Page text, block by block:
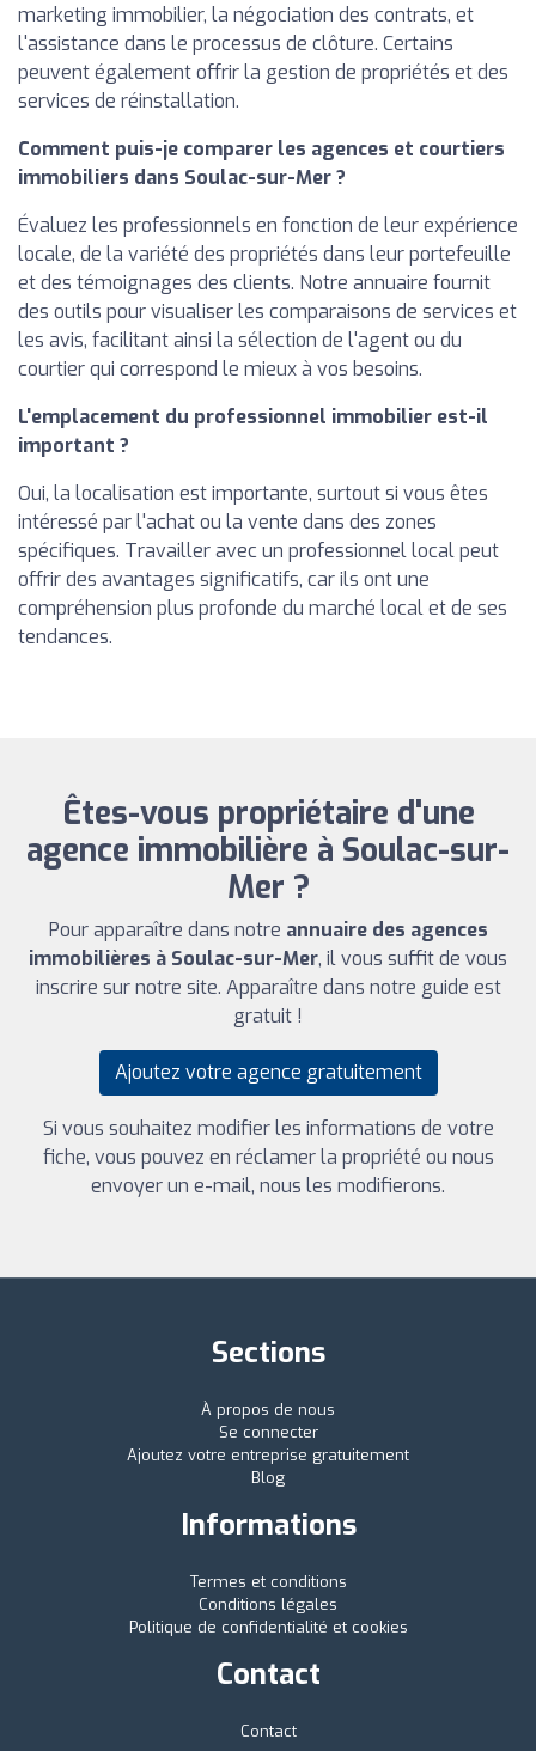
marketing immobilier, la négociation des contrats, et
l'assistance dans le processus de clôture. Certains
peuvent également offrir la gestion de propriétés et des
services de réinstallation.
Comment puis-je comparer les agences et courtiers
immobiliers dans Soulac-sur-Mer ?
Évaluez les professionnels en fonction de leur expérience
locale, de la variété des propriétés dans leur portefeuille
et des témoignages des clients. Notre annuaire fournit
des outils pour visualiser les comparaisons de services et
les avis, facilitant ainsi la sélection de l'agent ou du
courtier qui correspond le mieux à vos besoins.
L'emplacement du professionnel immobilier est-il
important ?
Oui, la localisation est importante, surtout si vous êtes
intéressé par l'achat ou la vente dans des zones
spécifiques. Travailler avec un professionnel local peut
offrir des avantages significatifs, car ils ont une
compréhension plus profonde du marché local et de ses
tendances.
Êtes-vous propriétaire d'une
agence immobilière à Soulac-sur-
Mer ?
Pour apparaître dans notre annuaire des agences
immobilières à Soulac-sur-Mer, il vous suffit de vous
inscrire sur notre site. Apparaître dans notre guide est
gratuit !
Ajoutez votre agence gratuitement
Si vous souhaitez modifier les informations de votre
fiche, vous pouvez en réclamer la propriété ou nous
envoyer un e-mail, nous les modifierons.
Sections
À propos de nous
Se connecter
Ajoutez votre entreprise gratuitement
Blog
Informations
Termes et conditions
Conditions légales
Politique de confidentialité et cookies
Contact
Contact